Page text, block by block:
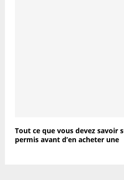
Tout ce que vous devez savoir
permis avant d’en acheter une